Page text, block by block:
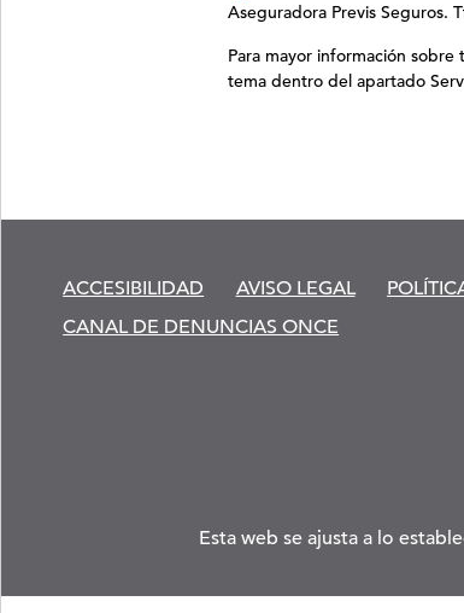
Aseguradora Previs Seguros.
Para mayor información
tema dentro del apartado
ACCESIBILIDAD AVISO LEGAL
CANAL DE DENUNCIAS ONCE
Esta web se ajusta a lo